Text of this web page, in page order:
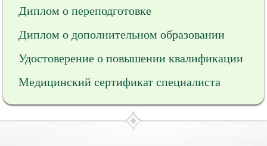
Диплом о переподготовке
Диплом о дополнительном образовании
Удостоверение о повышении квалификации
Медицинский сертификат специалиста